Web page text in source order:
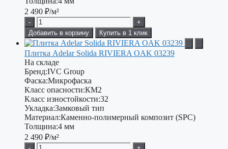
2 490 ₽/м²
-
+
Добавить в корзину
Купить в 1 клик
Плитка Adelar Solida RIVIERA OAK 03239
На складе
Бренд:IVC Group
Фаска:Микрофаска
Класс опасности:КМ2
Класс изностойкости:32
Укладка:Замковый тип
Материал:Каменно-полимерный композит (SPC)
Толщина:4 мм
2 490 ₽/м²